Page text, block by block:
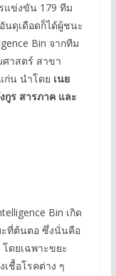
แข่งขัน 179 ทีม
นดุเดือดก็ได้ผู้ชนะ
Bin จากทีม
ศาสตร์ สาขา
ก่น นำโดย เนย
กูร สารภาค และ
Bin เกิด
ที่ต้นตอ ซึ่งนั่นคือ
โดยเฉพาะขยะ
เชื้อโรคต่าง ๆ